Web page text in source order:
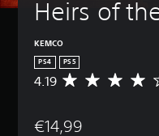
Heirs of
KEMCO
PS4 PS5
M
e
4.19
€14,99